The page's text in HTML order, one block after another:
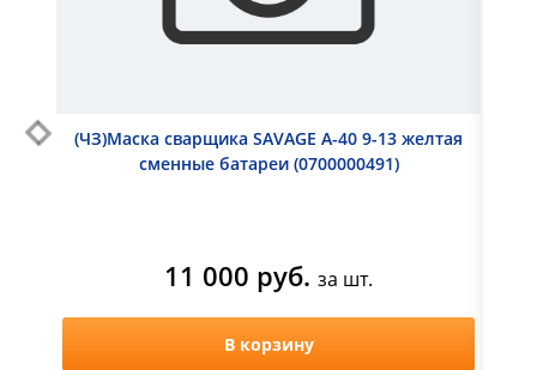
(ЧЗ)Маска сварщика SAVAGE A-40 9-13 желтая
сменные батареи (0700000491)
11 000 руб. за шт.
В корзину